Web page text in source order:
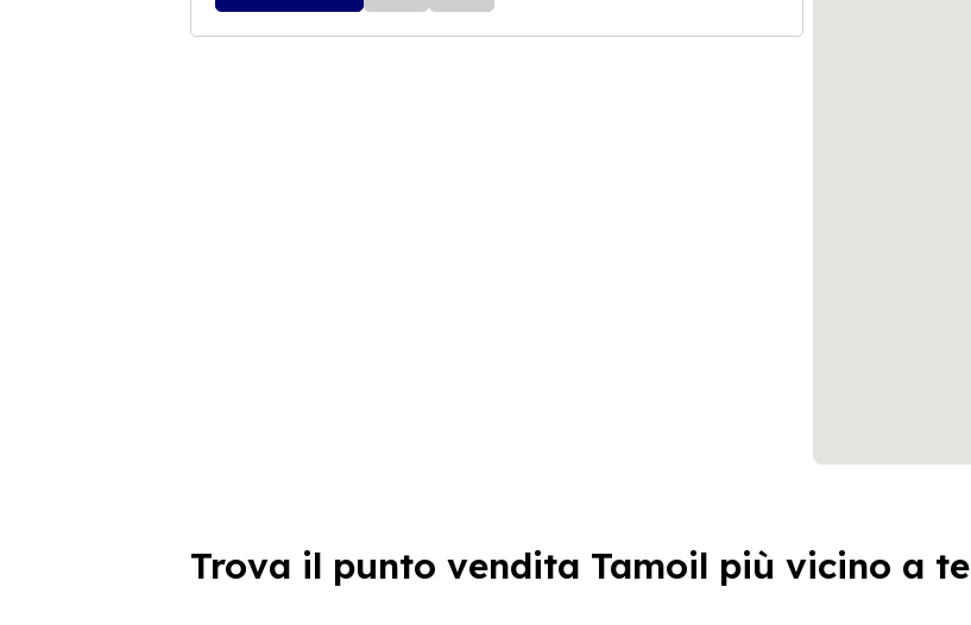
Trova il punto vendita Tamoil più vicino a te